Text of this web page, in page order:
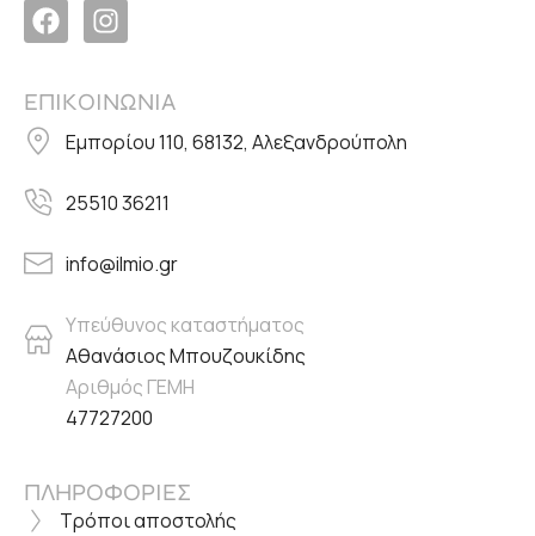
ΕΠΙΚΟΙΝΩΝΙΑ
Εμπορίου 110, 68132, Αλεξανδρούπολη
25510 36211
info@ilmio.gr
Υπεύθυνος καταστήματος
Αθανάσιος Μπουζουκίδης
Αριθμός ΓΕΜΗ
47727200
ΠΛΗΡΟΦΟΡΙΕΣ
Τρόποι αποστολής